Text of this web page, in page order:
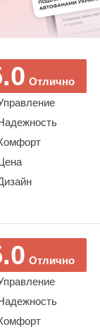
Отлично
Отлично